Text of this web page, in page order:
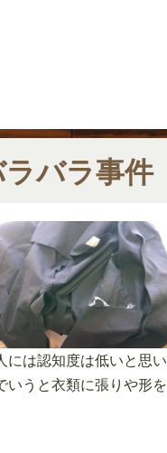
バラ事件
には認知度は低いと思
うと衣類に張りや形